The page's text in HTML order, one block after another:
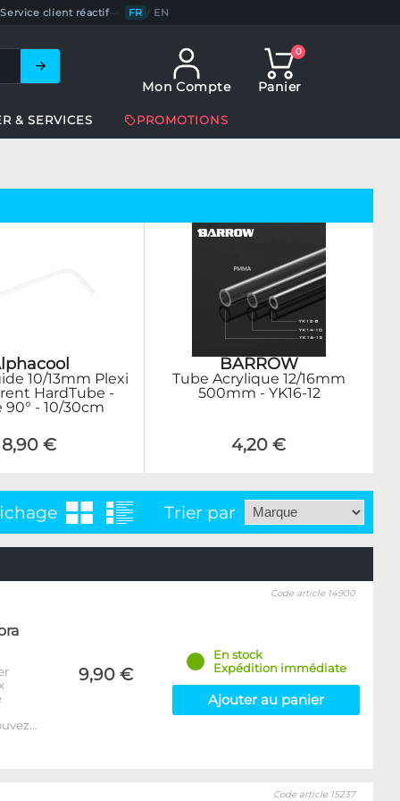
Service client réactif— FR / EN
Mon Compte
0
Panier
& SERVICES PROMOTIONS
10/13mm Plexi
HardTube -
90° - 10/30cm
8,90 €
BARROW
Tube Acrylique 12/16mm
500mm - YK16-12
4,20 €
Trier par
9,90 €
Code article 14900
En stock
Expédition immédiate
Ajouter au panier
Code article 15237